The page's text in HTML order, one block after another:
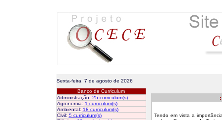
Sexta-feira, 7 de agosto de 2026
Banco de Curriculum
Administração: 25 curriculum(s)
Agronomia: 1 curriculum(s)
Ambiental: 18 curriculum(s)
Civil: 5 curriculum(s)
Tendo em vista a